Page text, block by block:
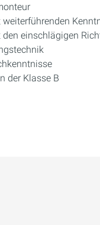
einschlägigen
der Klasse B